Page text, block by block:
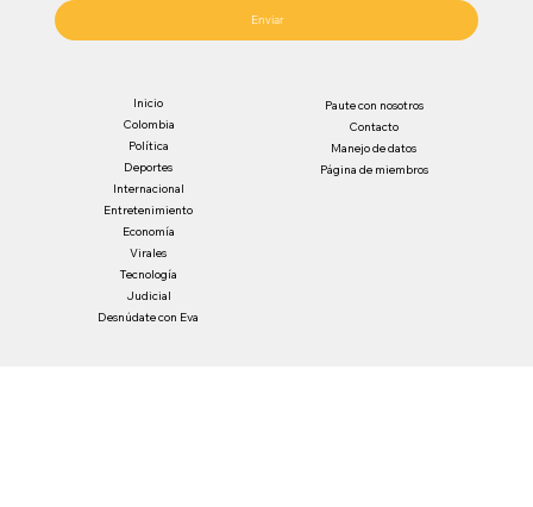
Enviar
Inicio
Colombia
Política
Deportes
Internacional
Entretenimiento
Economía
Virales
Tecnología
Judicial
Desnúdate con Eva
Paute con nosotros
Contacto
Manejo de datos
Página de miembros